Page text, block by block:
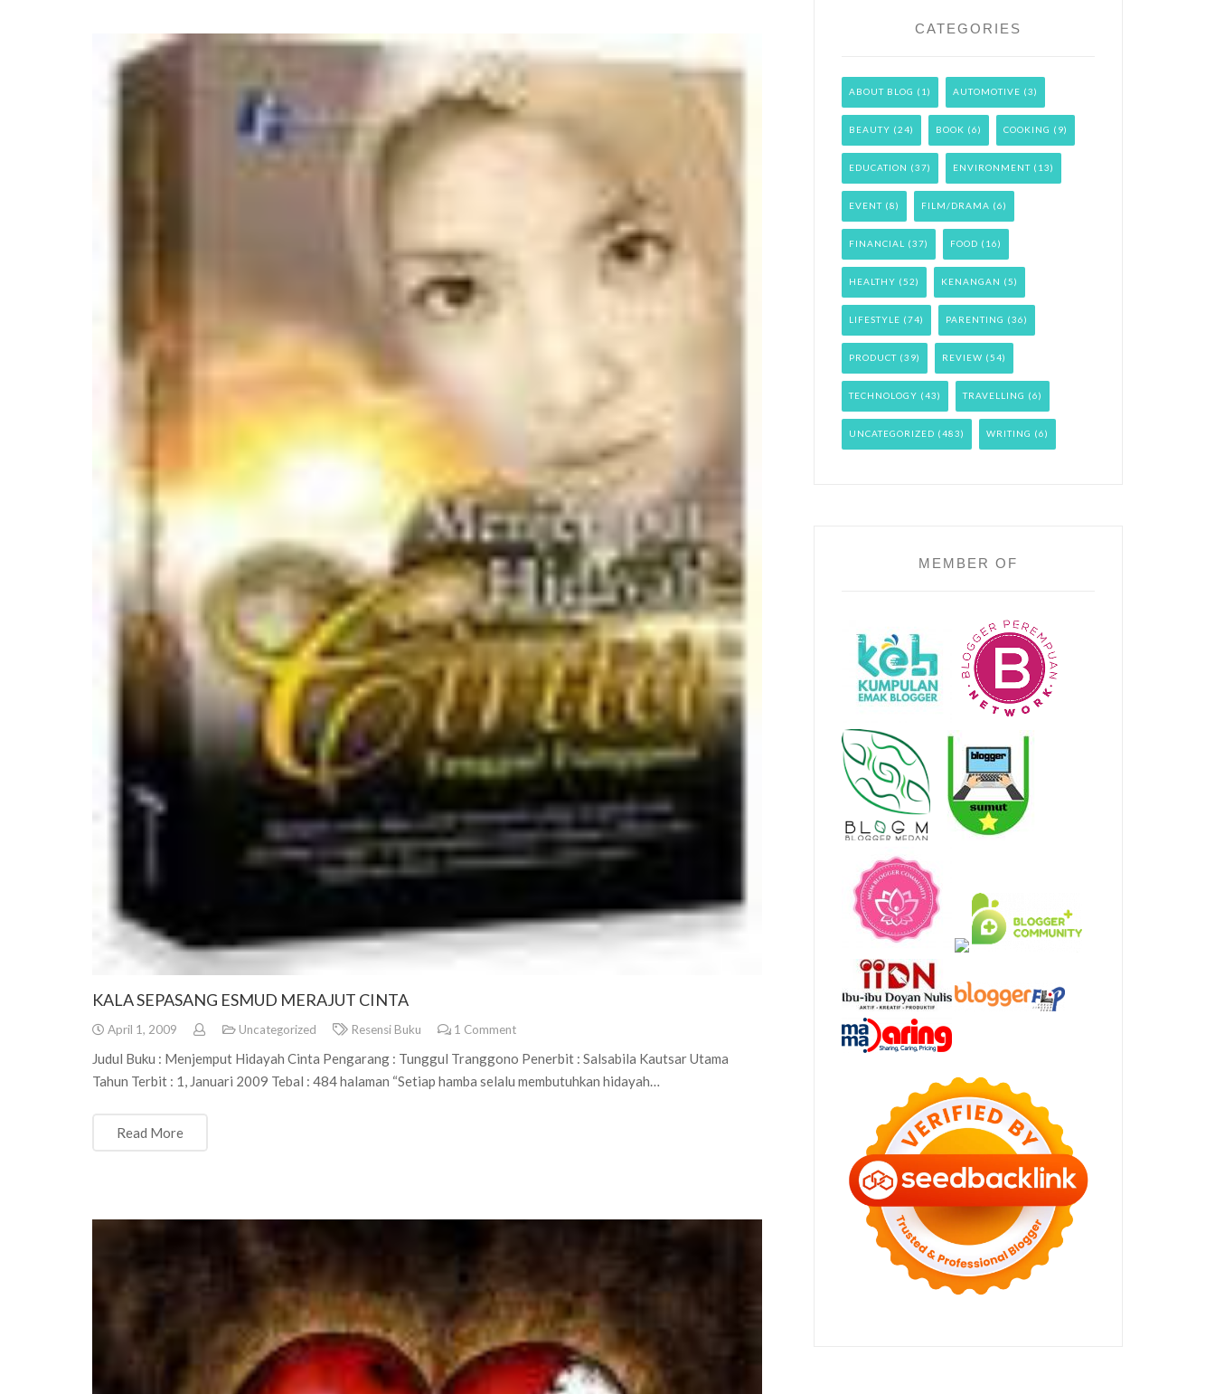
KALA SEPASANG ESMUD MERAJUT CINTA
April 1, 2009 Uncategorized Resensi Buku 1 Comment
Judul Buku : Menjemput Hidayah Cinta Pengarang : Tunggul Tranggono Penerbit : Salsabila Kautsar Utama
Tahun Terbit : 1, Januari 2009 Tebal : 484 halaman “Setiap hamba selalu membutuhkan hidayah…
Read More
CATEGORIES
ABOUT BLOG (1) AUTOMOTIVE (3)
BEAUTY (24) BOOK (6) COOKING (9)
EDUCATION (37) ENVIRONMENT (13)
EVENT (8) FILM/DRAMA (6)
FINANCIAL (37) FOOD (16)
HEALTHY (52) KENANGAN (5)
LIFESTYLE (74) PARENTING (36)
PRODUCT (39) REVIEW (54)
TECHNOLOGY (43) TRAVELLING (6)
UNCATEGORIZED (483) WRITING (6)
MEMBER OF